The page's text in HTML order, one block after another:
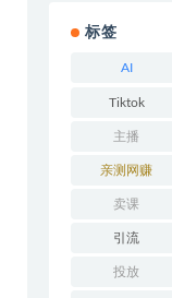
标签
AI
Tiktok
主播
亲测网赚
卖课
引流
投放